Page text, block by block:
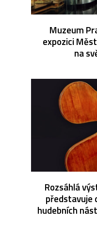
Muzeum
expozici
na
Rozsáhlá
představuje
hudebních